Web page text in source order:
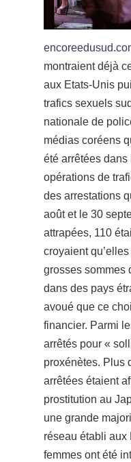
montraient déjà
aux Etats-Unis pui
trafics sexuels
nationale de
médias coréens
été arrêtées
opérations de
des arrestations
août et le 30
attrapées, 110
croyaient
grosses sommes
dans des pays
avoué que ce
financier. Parmi
arrêtés pour «
proxénètes. Plus
arrêtées étaient
prostitution au
une grande
réseau établi aux
femmes ont été